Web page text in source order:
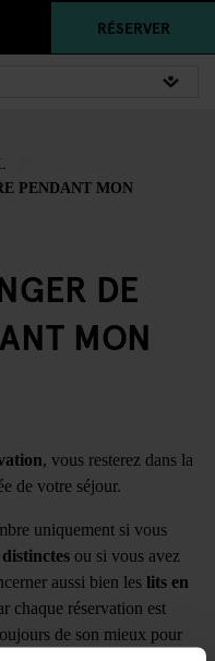
RÉSERVER
PENDANT MON
DE
MON
, vous resterez dans la
de votre séjour.
uniquement si vous
ou si vous avez
aussi bien les lits en
chaque réservation est
de son mieux pour